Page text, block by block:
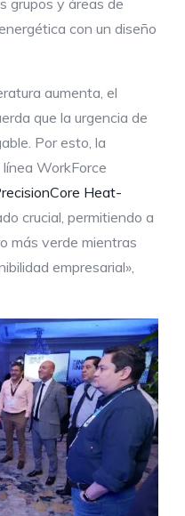
con un diseño
aumenta, el
que la urgencia de
Por esto, la
WorkForce
Heat-
crucial, permitiendo a
más verde mientras
empresarial»,